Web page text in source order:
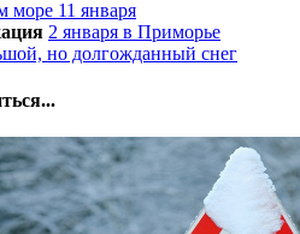
море 11 января
2 января в Приморье
но долгожданный снег